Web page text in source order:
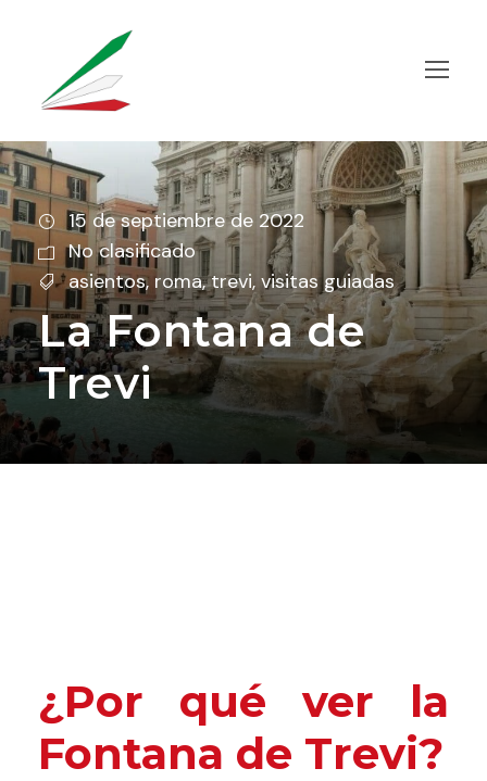
15 de septiembre de 2022
No clasificado
asientos, roma, trevi, visitas guiadas
La Fontana de
Trevi
¿Por qué ver la
Fontana de Trevi?